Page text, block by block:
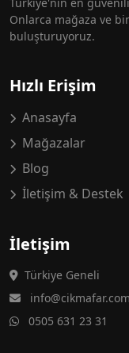
Onlarca mağaza ve
buluşturuyoruz.
Hızlı Erişim
Anasayfa
Mağazalar
Blog
İletişim & Destek
İletişim
Türkiye Geneli
info@cikmafar.com
0505 631 23 31